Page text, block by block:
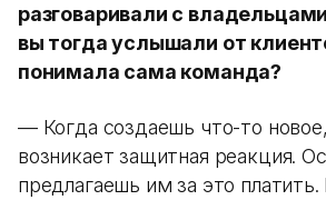
разговаривали с
вы тогда услышали от
понимала сама команда?
— Когда создаешь что-то
возникает защитная реакция.
предлагаешь им за это